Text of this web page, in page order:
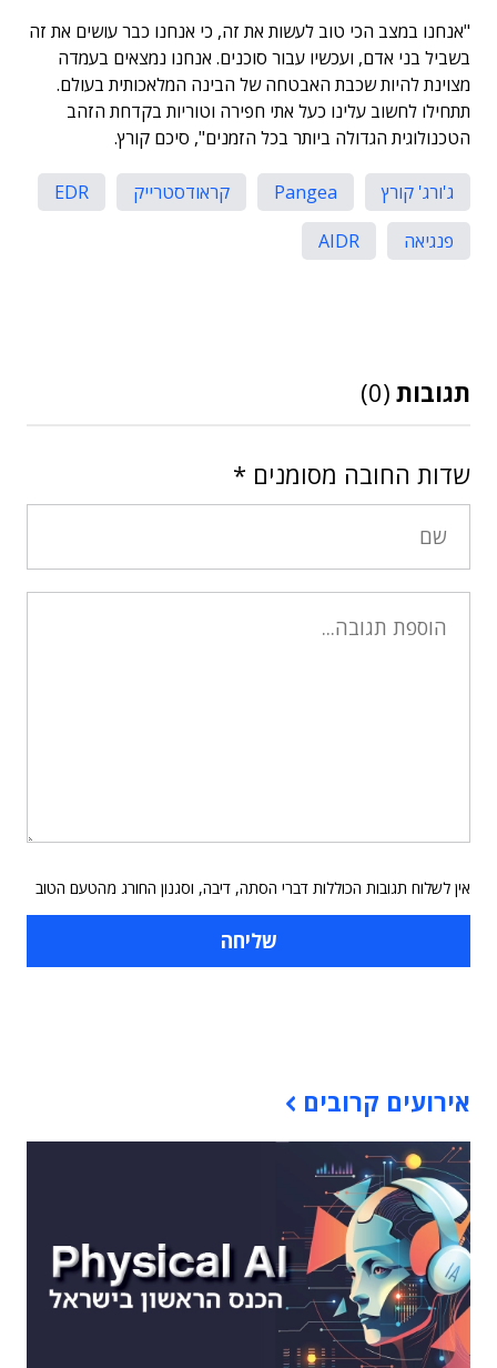
"אנחנו במצב הכי טוב לעשות את זה, כי אנחנו כבר עושים את זה
בשביל בני אדם, ועכשיו עבור סוכנים. אנחנו נמצאים בעמדה
מצוינת להיות שכבת האבטחה של הבינה המלאכותית בעולם.
תתחילו לחשוב עלינו כעל אתי חפירה וטוריות בקדחת הזהב
הטכנולוגית הגדולה ביותר בכל הזמנים", סיכם קורץ.
ג'ורג' קורץ Pangea קראודסטרייק
EDR
פנגיאה
AIDR
תגובות (0)
שדות החובה מסומנים *
אין לשלוח תגובות הכוללות דברי הסתה, דיבה, וסגנון החורג מהטעם הטוב
אירועים קרובים